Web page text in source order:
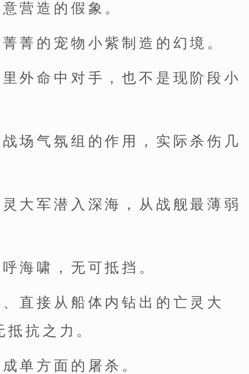
营造的假象。
菁的宠物小紫制造的幻境。
外命中对手，也不是现阶段小
场气氛组的作用，实际杀伤几
大军潜入深海，从战舰最薄弱
海啸，无可抵挡。
直接从船体内钻出的亡灵大
抗之力。
单方面的屠杀。